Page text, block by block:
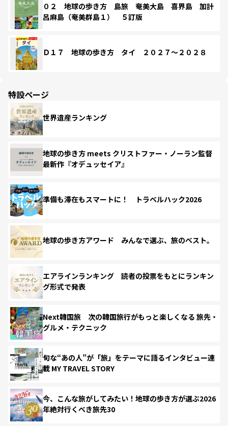
０２ 地球の歩き方 島旅 奄美大島 喜界島 加計
呂麻島（奄美群島１） ５訂版
Ｄ１７ 地球の歩き方 タイ ２０２７～２０２８
特設ページ
世界遺産ランキング
地球の歩き方 meets クリストファー・ノーラン監督
最新作『オデュッセイア』
準備も滞在もスマートに！ トラベルハック2026
地球の歩き方アワード みんなで選ぶ、旅のベスト。
エアラインランキング 読者の投票をもとにランキン
グ形式で発表
Next韓国旅 次の韓国旅行がもっと楽しくなる 旅先・
グルメ・テクニック
旬な“あの人”が「旅」をテーマに語るインタビュー連
載 MY TRAVEL STORY
今、こんな旅がしてみたい！地球の歩き方が選ぶ2026
年絶対行くべき旅先30